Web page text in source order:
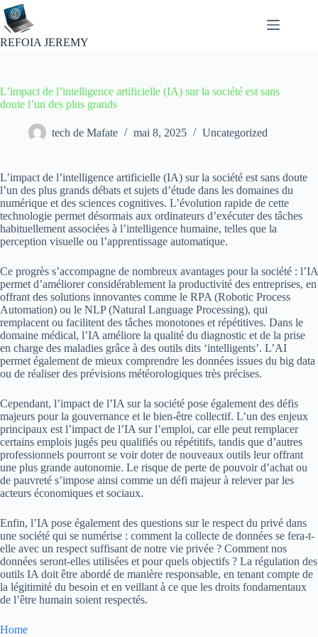
Passer
au
contenu
REFOIA JEREMY
L’impact de l’intelligence artificielle (IA) sur la société est sans
doute l’un des plus grands
tech de Mafate mai 8, 2025 Uncategorized
L’impact de l’intelligence artificielle (IA) sur la société est sans doute
l’un des plus grands débats et sujets d’étude dans les domaines du
numérique et des sciences cognitives. L’évolution rapide de cette
technologie permet désormais aux ordinateurs d’exécuter des tâches
habituellement associées à l’intelligence humaine, telles que la
perception visuelle ou l’apprentissage automatique.
Ce progrès s’accompagne de nombreux avantages pour la société : l’IA
permet d’améliorer considérablement la productivité des entreprises, en
offrant des solutions innovantes comme le RPA (Robotic Process
Automation) ou le NLP (Natural Language Processing), qui
remplacent ou facilitent des tâches monotones et répétitives. Dans le
domaine médical, l’IA améliore la qualité du diagnostic et de la prise
en charge des maladies grâce à des outils dits ‘intelligents’. L’AI
permet également de mieux comprendre les données issues du big data
ou de réaliser des prévisions météorologiques très précises.
Cependant, l’impact de l’IA sur la société pose également des défis
majeurs pour la gouvernance et le bien-être collectif. L’un des enjeux
principaux est l’impact de l’IA sur l’emploi, car elle peut remplacer
certains emplois jugés peu qualifiés ou répétitifs, tandis que d’autres
professionnels pourront se voir doter de nouveaux outils leur offrant
une plus grande autonomie. Le risque de perte de pouvoir d’achat ou
de pauvreté s’impose ainsi comme un défi majeur à relever par les
acteurs économiques et sociaux.
Enfin, l’IA pose également des questions sur le respect du privé dans
une société qui se numérise : comment la collecte de données se fera-t-
elle avec un respect suffisant de notre vie privée ? Comment nos
données seront-elles utilisées et pour quels objectifs ? La régulation des
outils IA doit être abordé de manière responsable, en tenant compte de
la légitimité du besoin et en veillant à ce que les droits fondamentaux
de l’être humain soient respectés.
Home